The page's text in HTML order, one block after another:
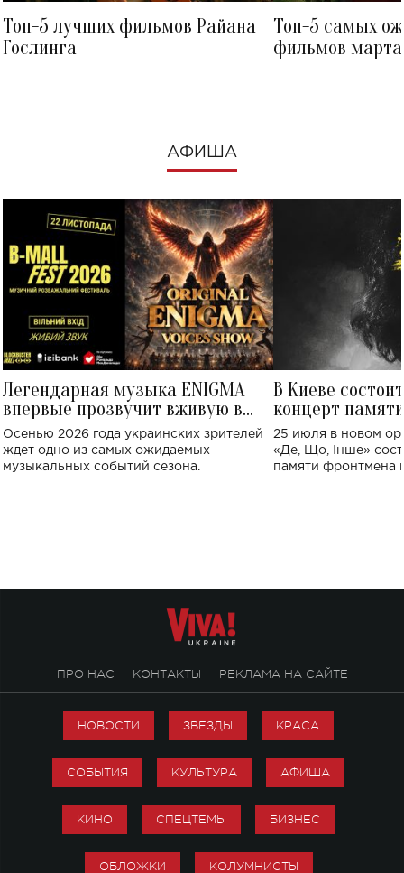
Топ-5 лучших фильмов Райана
Гослинга
Топ-5 самых
фильмов
АФИША
Легендарная музыка ENIGMA
впервые прозвучит вживую в
Украине: где состоится концерт
Осенью 2026 года украинских зрителей
ждет одно из самых ожидаемых
музыкальных событий сезона.
В Киеве
концерт
Клименко:
исполнят песни
25 июля в новом
«Де, Що, Інше»
памяти фронтмена
ПРО НАС КОНТАКТЫ РЕКЛАМА НА САЙТЕ
НОВОСТИ ЗВЕЗДЫ КРАСА
СОБЫТИЯ КУЛЬТУРА АФИША
КИНО СПЕЦТЕМЫ БИЗНЕС
ОБЛОЖКИ КОЛУМНИСТЫ